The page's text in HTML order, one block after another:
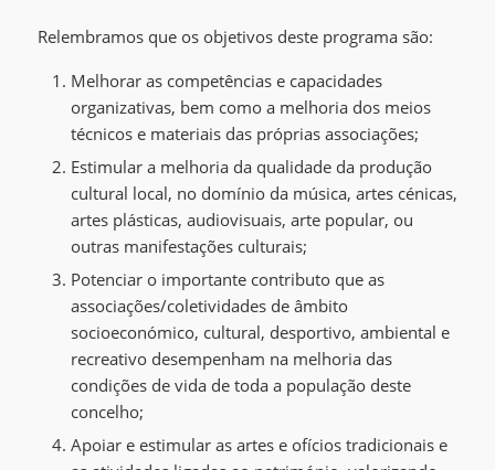
Relembramos que os objetivos deste programa são:
Melhorar as competências e capacidades
organizativas, bem como a melhoria dos meios
técnicos e materiais das próprias associações;
Estimular a melhoria da qualidade da produção
cultural local, no domínio da música, artes cénicas,
artes plásticas, audiovisuais, arte popular, ou
outras manifestações culturais;
Potenciar o importante contributo que as
associações/coletividades de âmbito
socioeconómico, cultural, desportivo, ambiental e
recreativo desempenham na melhoria das
condições de vida de toda a população deste
concelho;
Apoiar e estimular as artes e ofícios tradicionais e